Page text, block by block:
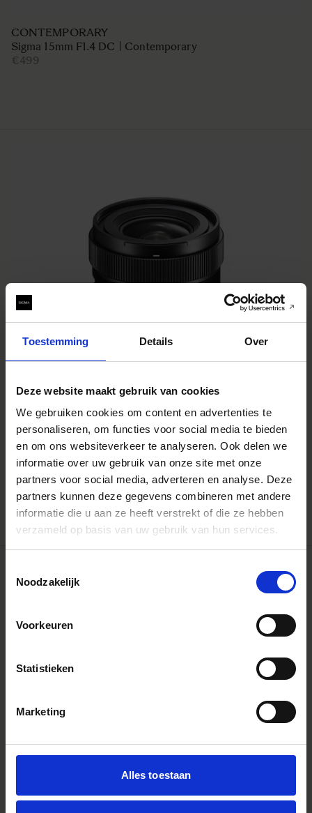
Toestemming Details Over
Deze website maakt gebruik van cookies
We gebruiken cookies om content en advertenties te
personaliseren, om functies voor social media te bieden
en om ons websiteverkeer te analyseren. Ook delen we
informatie over uw gebruik van onze site met onze
partners voor social media, adverteren en analyse. Deze
partners kunnen deze gegevens combineren met andere
informatie die u aan ze heeft verstrekt of die ze hebben
verzameld op basis van uw gebruik van hun services.
Noodzakelijk
Voorkeuren
Statistieken
Marketing
Alles toestaan
ART
SIGMA 20mm F1.4 DG DN | Art
SIGMA 18-50mm F2.8 DC DN | Contemporary
€549